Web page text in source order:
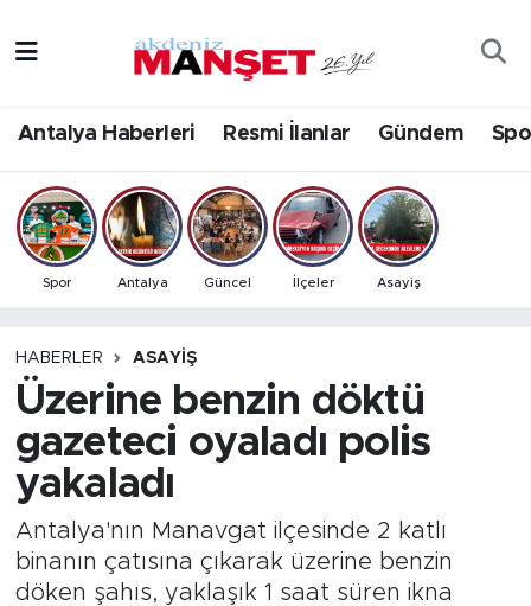
Antalya Haberleri Resmi İlanlar Gündem
Spor Antalya Güncel İlçeler Asayiş
HABERLER ASAYIŞ
Üzerine benzin döktü
gazeteci oyaladı polis
yakaladı
Antalya'nın Manavgat ilçesinde 2 katlı
binanın çatısına çıkarak üzerine benzin
döken şahıs, yaklaşık 1 saat süren ikna
Bilim & Teknoloji
Eğitim
Ekonomi
Gündem
İlçeler
Magazin
Antalya Hava Durumu
Antalya Namaz Vakitleri
Antalya Trafik Yoğunluk Haritası
Tüm Manşetler
Son Dakika Haberleri